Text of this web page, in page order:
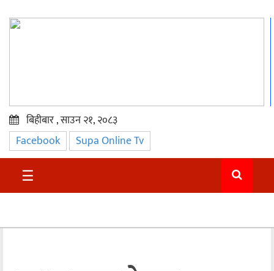
प्रमुख
समाचार
सुदुर
बिहीबार , साउन २१, २०८३
Facebook Supa Online Tv
☰